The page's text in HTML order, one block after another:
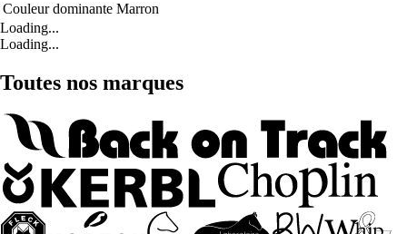
Couleur dominante Marron
Loading...
Loading...
Toutes nos marques